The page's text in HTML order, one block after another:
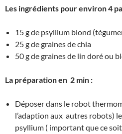
Les ingrédients pour environ 4
15 g de psyllium blond
25 g de graines de chia
50 g de graines de lin doré ou
La préparation en 2 min :
Déposer dans le robot
l’adaption aux autres robots)
psyllium ( important que ce